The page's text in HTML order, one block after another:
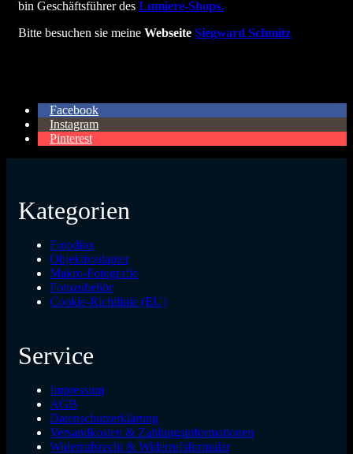
bin Geschäftsführer des Lumiere-Shops.
Bitte besuchen sie meine Webseite Siegward Schmitz
Facebook
Instagram
Pinterest
Kategorien
Fotodiox
Objektivadapter
Makro-Fotografie
Fotozubehör
Cookie-Richtlinie (EU)
Service
Impressum
AGB
Datenschutzerklärung
Versandkosten & Zahlungsinformationen
Widerrufsrecht & Widerrufsformular